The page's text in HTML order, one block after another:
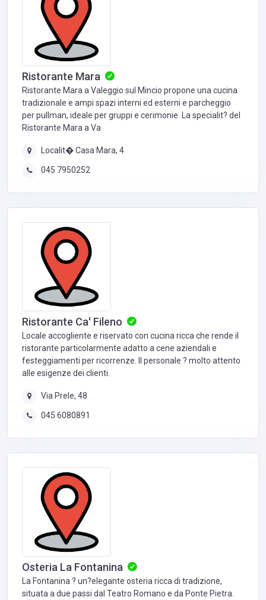
Ristorante Mara
Ristorante Mara a Valeggio sul Mincio propone una cucina
tradizionale e ampi spazi interni ed esterni e parcheggio
per pullman, ideale per gruppi e cerimonie. La specialit? del
Ristorante Mara a Va
Localit� Casa Mara, 4
045 7950252
Ristorante Ca' Fileno
Locale accogliente e riservato con cucina ricca che rende il
ristorante particolarmente adatto a cene aziendali e
festeggiamenti per ricorrenze. Il personale ? molto attento
alle esigenze dei clienti.
Via Prele, 48
045 6080891
Osteria La Fontanina
La Fontanina ? un?elegante osteria ricca di tradizione,
situata a due passi dal Teatro Romano e da Ponte Pietra.